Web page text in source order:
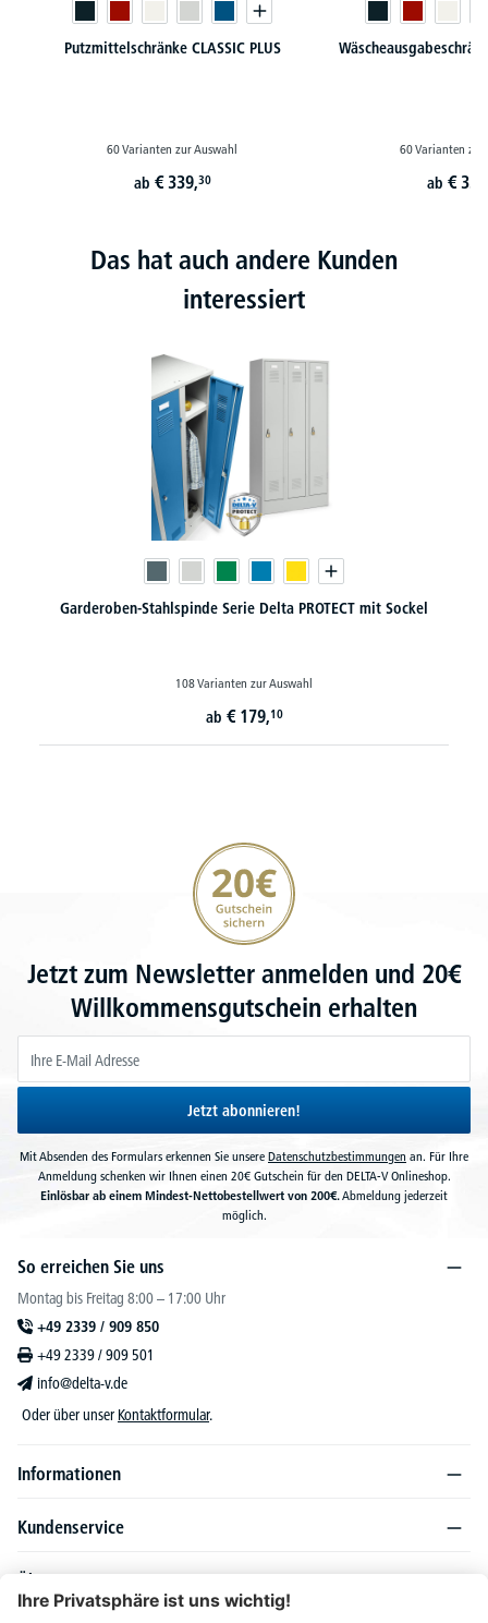
Putzmittelschränke CLASSIC PLUS
60 Varianten zur Auswahl
ab € 339,30
60 Varianten zur
ab €
Das hat auch andere Kunden
interessiert
Garderoben-Stahlspinde Serie Delta PROTECT mit Sockel
108 Varianten zur Auswahl
ab € 179,10
20€ Gutschein sichern
Jetzt zum Newsletter anmelden und 20€
Willkommensgutschein erhalten
Jetzt abonnieren!
Mit Absenden des Formulars erkennen Sie unsere Datenschutzbestimmungen an. Für Ihre
Anmeldung schenken wir Ihnen einen 20€ Gutschein für den DELTA-V Onlineshop.
Einlösbar ab einem Mindest-Nettobestellwert von 200€.Abmeldung jederzeit
möglich.
So erreichen Sie uns
Montag bis Freitag 8:00 – 17:00 Uhr
+49 2339 / 909 850
+49 2339 / 909 501
info@delta-v.de
Oder über unser Kontaktformular.
Informationen
Kundenservice
Über DELTA-V